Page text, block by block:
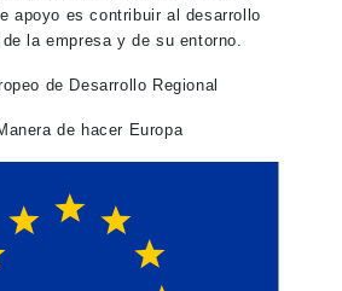
apoyo es contribuir al desarrollo
la empresa y de su entorno.
de Desarrollo Regional
de hacer Europa